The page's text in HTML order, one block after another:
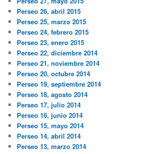
Perseo 26, abril 2015
Perseo 25, marzo 2015
Perseo 24, febrero 2015
Perseo 23, enero 2015
Perseo 22, diciembre 2014
Perseo 21, noviembre 2014
Perseo 20, octubre 2014
Perseo 19, septiembre 2014
Perseo 18, agosto 2014
Perseo 17, julio 2014
Perseo 16, junio 2014
Perseo 15, mayo 2014
Perseo 14, abril 2014
Perseo 13, marzo 2014